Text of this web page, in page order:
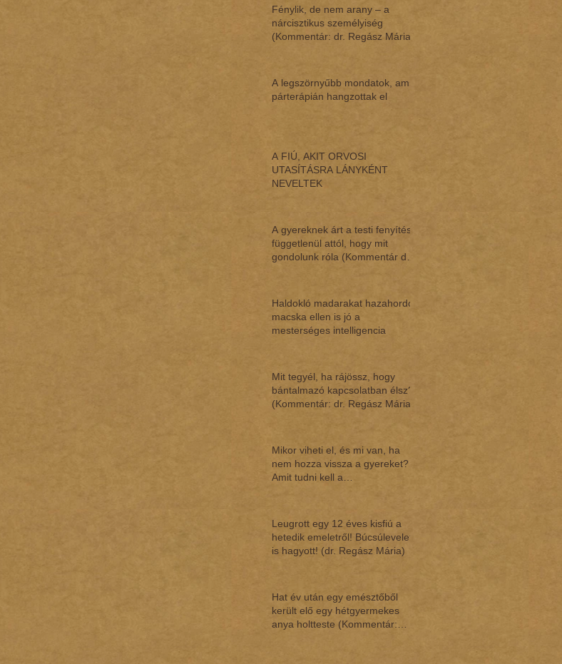
Fénylik, de nem arany – a
nárcisztikus személyiség
(Kommentár: dr. Regász Mária)
A legszörnyűbb mondatok, amik
párterápián hangzottak el
A FIÚ, AKIT ORVOSI
UTASÍTÁSRA LÁNYKÉNT
NEVELTEK
A gyereknek árt a testi fenyítés,
függetlenül attól, hogy mit
gondolunk róla (Kommentár dr.
Haldokló madarakat hazahordó
macska ellen is jó a
mesterséges intelligencia
Mit tegyél, ha rájössz, hogy
bántalmazó kapcsolatban élsz?
(Kommentár: dr. Regász Mária)
Mikor viheti el, és mi van, ha
nem hozza vissza a gyereket?
Amit tudni kell a
Leugrott egy 12 éves kisfiú a
hetedik emeletről! Búcsúlevelet
is hagyott! (dr. Regász Mária)
Hat év után egy emésztőből
került elő egy hétgyermekes
anya holtteste (Kommentár: